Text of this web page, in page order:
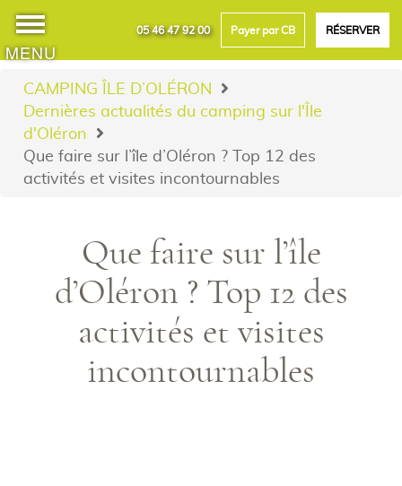
MENU
05 46 47 92 00 Payer par CB RÉSERVER
CAMPING ÎLE D’OLÉRON
Dernières actualités du camping sur l'Île
d'Oléron
Que faire sur l’île d’Oléron ? Top 12 des
activités et visites incontournables
Que faire sur l’île
d’Oléron ? Top 12 des
activités et visites
incontournables